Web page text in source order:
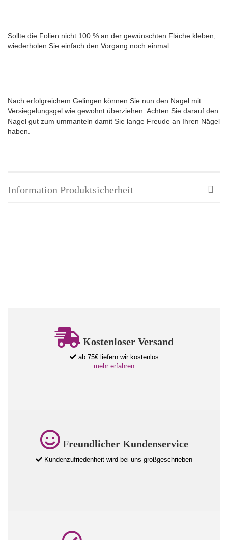
Sollte die Folien nicht 100 % an der gewünschten Fläche kleben,
wiederholen Sie einfach den Vorgang noch einmal.
Nach erfolgreichem Gelingen können Sie nun den Nagel mit
Versiegelungsgel wie gewohnt überziehen. Achten Sie darauf den
Nagel gut zum ummanteln damit Sie lange Freude an Ihren Nägel
haben.
Information Produktsicherheit
Kostenloser Versand
ab 75€ liefern wir kostenlos
mehr erfahren
Freundlicher Kundenservice
Kundenzufriedenheit wird bei uns großgeschrieben